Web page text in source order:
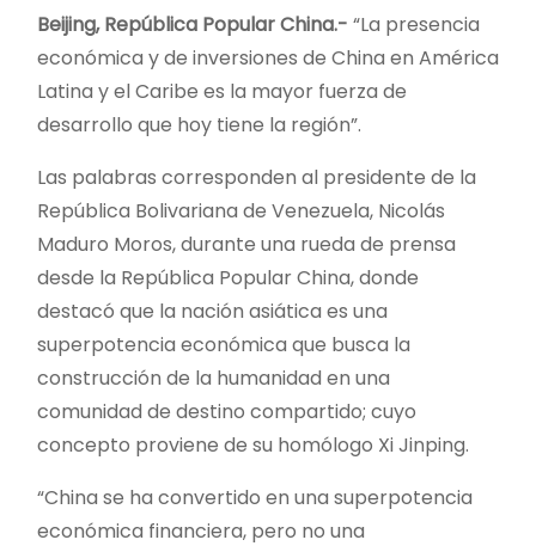
Beijing, República Popular China.- “La presencia
económica y de inversiones de China en América
Latina y el Caribe es la mayor fuerza de
desarrollo que hoy tiene la región”.
Las palabras corresponden al presidente de la
República Bolivariana de Venezuela, Nicolás
Maduro Moros, durante una rueda de prensa
desde la República Popular China, donde
destacó que la nación asiática es una
superpotencia económica que busca la
construcción de la humanidad en una
comunidad de destino compartido; cuyo
concepto proviene de su homólogo Xi Jinping.
“China se ha convertido en una superpotencia
económica financiera, pero no una